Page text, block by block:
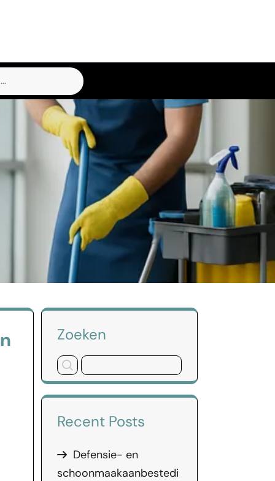
Zoeken
Recent Posts
Defensie- en
schoonmaakaanbestedi